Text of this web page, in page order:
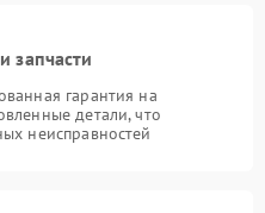
запчасти
гарантия на
детали, что
неисправностей